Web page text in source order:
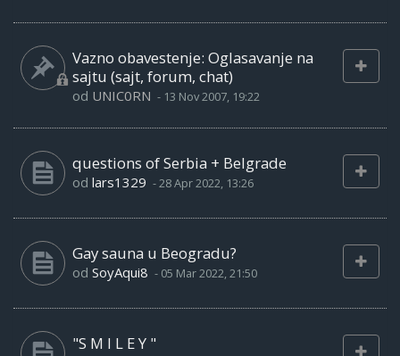
Vazno obavestenje: Oglasavanje na
sajtu (sajt, forum, chat)
od UNIC0RN - 13 Nov 2007, 19:22
questions of Serbia + Belgrade
od lars1329 -28 Apr 2022, 13:26
Gay sauna u Beogradu?
od SoyAqui8 - 05 Mar 2022, 21:50
"S M I L E Y "